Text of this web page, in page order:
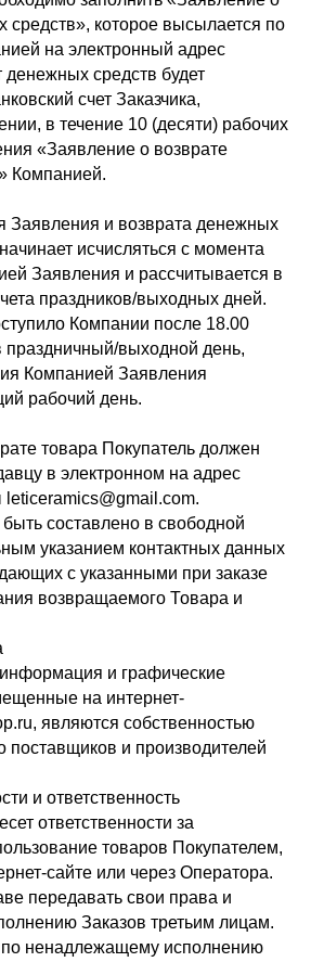
средств», которое высылается по
на электронный адрес
денежных средств будет
счет Заказчика,
в течение 10 (десяти) рабочих
«Заявление о возврате
Компанией.
Заявления и возврата денежных
исчисляться с момента
Заявления и рассчитывается в
праздников/выходных дней.
Компании после 18.00
праздничный/выходной день,
Компанией Заявления
рабочий день.
товара Покупатель должен
в электронном на адрес
leticeramics@gmail.com.
составлено в свободной
указанием контактных данных
с указанными при заказе
возвращаемого Товара и
и графические
на интернет-
являются собственностью
поставщиков и производителей
и ответственность
ответственности за
товаров Покупателем,
сайте или через Оператора.
передавать свои права и
Заказов третьим лицам.
по ненадлежащему исполнению